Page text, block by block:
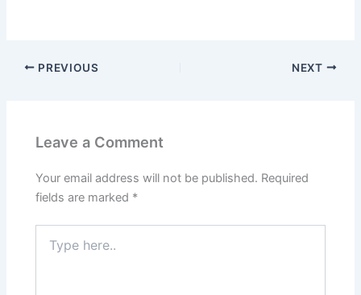
PREVIOUS NEXT
Leave a Comment
Your email address will not be published. Required
fields are marked *
here..